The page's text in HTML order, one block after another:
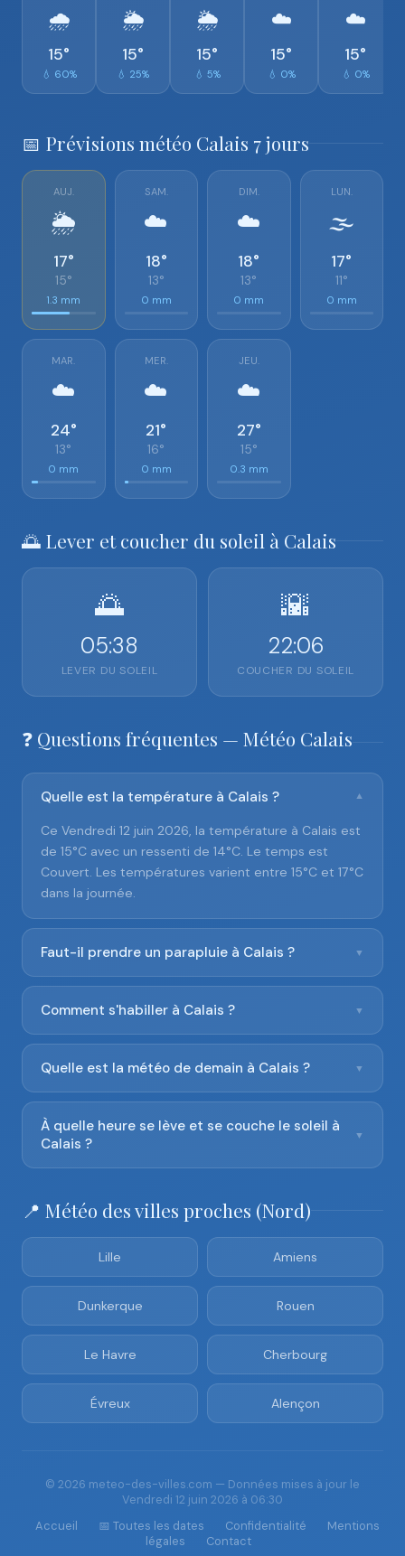
🌧️
15°
💧 60%
🌦️
15°
💧 25%
🌦️
15°
💧 5%
☁️
15°
💧 0%
☁️
15°
💧 0%
📅 Prévisions météo Calais 7 jours
AUJ.
🌦️
17°
15°
1.3 mm
SAM.
☁️
18°
13°
0 mm
DIM.
☁️
18°
13°
0 mm
LUN.
🌫️
17°
11°
0 mm
MAR.
☁️
24°
13°
0 mm
MER.
☁️
21°
16°
0 mm
JEU.
☁️
27°
15°
0.3 mm
🌅 Lever et coucher du soleil à Calais
🌅
05:38
LEVER DU SOLEIL
🌇
22:06
COUCHER DU SOLEIL
❓ Questions fréquentes — Météo Calais
Quelle est la température à Calais ? ▼
Ce Vendredi 12 juin 2026, la température à Calais est
de 15°C avec un ressenti de 14°C. Le temps est
Couvert. Les températures varient entre 15°C et 17°C
dans la journée.
Faut-il prendre un parapluie à Calais ? ▼
Comment s'habiller à Calais ? ▼
Quelle est la météo de demain à Calais ? ▼
À quelle heure se lève et se couche le soleil à
Calais ?
▼
📍 Météo des villes proches (Nord)
Lille Amiens
Dunkerque Rouen
Le Havre Cherbourg
Évreux Alençon
© 2026 meteo-des-villes.com — Données mises à jour le
Vendredi 12 juin 2026 à 06:30
Accueil
📅 Toutes les dates Confidentialité
Mentions
légales
Contact